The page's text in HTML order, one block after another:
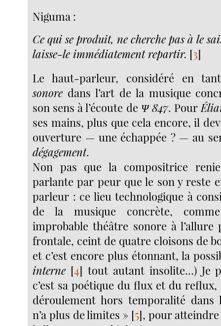
Niguma :
Ce qui se produit, ne cherche pas à le
laisse-le immédiatement repartir. [3]
Le haut-parleur, considéré en
sonore dans l’art de la musique
son sens à l’écoute de Ψ 847. Pour
ses mains, plus que cela encore, il
ouverture — une échappée ? — au
dégagement.
Non pas que la compositrice
parlante par peur que le son y reste
parleur : ce lieu technologique à
de la musique concrète, comme
improbable théâtre sonore à l’allure
frontale, ceint de quatre cloisons de
et c’est encore plus étonnant, la
interne [4] tout autant insolite…) Je
c’est sa poétique du flux et du reflux,
déroulement hors temporalité dans
n’a plus de limites » [5], pour